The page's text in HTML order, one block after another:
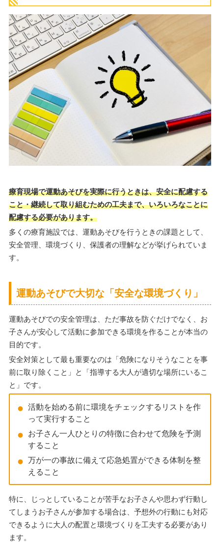
療育現場で運動あそびを実際に行うときは、安全に配慮する
こと・継続して取り組むための工夫まで、いろいろなことに
配慮する必要があります。
多くの療育施設では、運動あそびを行うときの課題として、
安全管理、環境づくり、保護者の理解などが挙げられていま
す。
運動あそびで大切な「安全な環境づくり」
運動あそびでの安全管理は、ただ事故を防ぐだけでなく、お
子さんが安心して活動に参加できる環境を作ることが本当の
目的です。
安全対策として最も重要なのは「危険になりそうなことを事
前に取り除くこと」と「指導する大人が適切な場所にいるこ
と」です。
活動を始める前に環境をチェックするリストを作
って実行すること
お子さん一人ひとりの特徴に合わせて危険を予測
すること
万が一の事故に備えて応急処置ができる体制を整
えること
特に、じっとしていることが苦手なお子さんや思わず行動し
てしまうお子さんが参加する場合は、予想外の行動にも対応
できるように大人の配置と環境づくりを工夫する必要があり
ます。